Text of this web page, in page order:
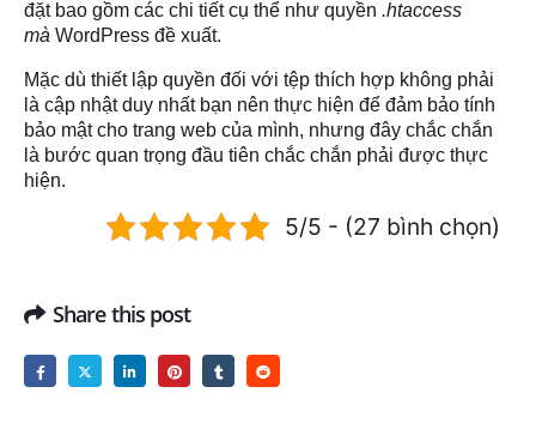
đặt bao gồm các chi tiết cụ thể như quyền .htaccess
mà WordPress đề xuất.
Mặc dù thiết lập quyền đối với tệp thích hợp không phải
là cập nhật duy nhất bạn nên thực hiện để đảm bảo tính
bảo mật cho trang web của mình, nhưng đây chắc chắn
là bước quan trọng đầu tiên chắc chắn phải được thực
hiện.
5/5 - (27 bình chọn)
Share this post